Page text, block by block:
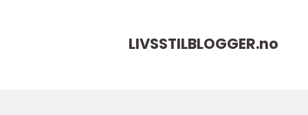
LIVSSTILBLOGGER.no